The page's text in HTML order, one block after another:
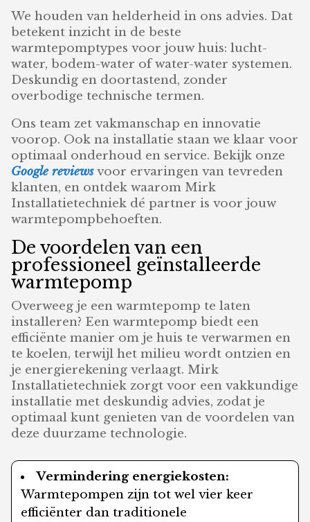
We houden van helderheid in ons advies. Dat
betekent inzicht in de beste
warmtepomptypes voor jouw huis: lucht-
water, bodem-water of water-water systemen.
Deskundig en doortastend, zonder
overbodige technische termen.
Ons team zet vakmanschap en innovatie
voorop. Ook na installatie staan we klaar voor
optimaal onderhoud en service. Bekijk onze
Google reviewsvoor ervaringen van tevreden
klanten, en ontdek waarom Mirk
Installatietechniek dé partner is voor jouw
warmtepompbehoeften.
De voordelen van een
professioneel geïnstalleerde
warmtepomp
Overweeg je een warmtepomp te laten
installeren? Een warmtepomp biedt een
efficiënte manier om je huis te verwarmen en
te koelen, terwijl het milieu wordt ontzien en
je energierekening verlaagt. Mirk
Installatietechniek zorgt voor een vakkundige
installatie met deskundig advies, zodat je
optimaal kunt genieten van de voordelen van
deze duurzame technologie.
Vermindering energiekosten:
Warmtepompen zijn tot wel vier keer
efficiënter dan traditionele